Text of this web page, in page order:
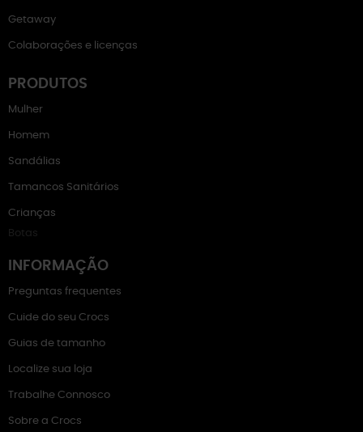
Getaway
Colaborações e licenças
PRODUTOS
Mulher
Homem
Sandálias
Tamancos Sanitários
Crianças
Botas
INFORMAÇÃO
Preguntas frequentes
Cuide do seu Crocs
Guias de tamanho
Localize sua loja
Trabalhe Connosco
Sobre a Crocs